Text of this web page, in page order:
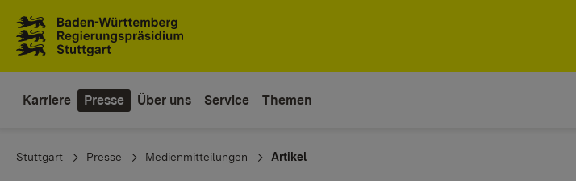
Karriere Presse Über uns Service Themen
You are here:
Stuttgart Presse Medienmitteilungen Artikel